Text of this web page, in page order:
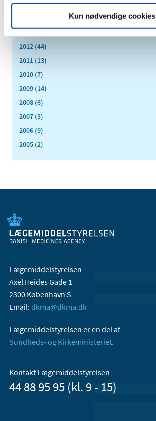
Kun nødvendige cookies
marts (10)
2012 (44)
2011 (13)
2010 (7)
2009 (14)
2008 (8)
2007 (3)
2006 (9)
2005 (2)
Lægemiddelstyrelsen
Axel Heides Gade 1
2300 København S
Email: dkma@dkma.dk
Lægemiddelstyrelsen er en del af
Sundheds- og Kirkeministeriet.
Kontakt Lægemiddelstyrelsen
44 88 95 95 (kl. 9 - 15)